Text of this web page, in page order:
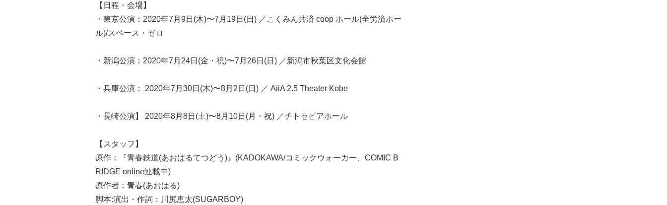
【日程・会場】
・東京公演：2020年7月9日(木)〜7月19日(日) ／こくみん共済 coop ホール(全労済ホー
ル)/スペース・ゼロ
・新潟公演：2020年7月24日(金・祝)〜7月26日(日) ／新潟市秋葉区文化会館
・兵庫公演： 2020年7月30日(木)〜8月2日(日) ／ AiiA 2.5 Theater Kobe
・長崎公演】 2020年8月8日(土)〜8月10日(月・祝) ／チトセピアホール
【スタッフ】
原作：『青春鉄道(あおはるてつどう)』(KADOKAWA/コミックウォーカー、COMIC B
RIDGE online連載中)
原作者：青春(あおはる)
脚本:演出・作詞：川尻恵太(SUGARBOY)